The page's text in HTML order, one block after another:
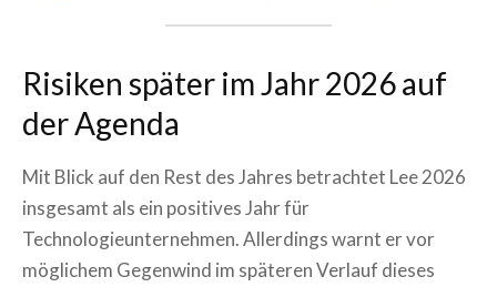
Risiken später im Jahr 2026 auf
der Agenda
Mit Blick auf den Rest des Jahres betrachtet Lee 2026
insgesamt als ein positives Jahr für
Technologieunternehmen. Allerdings warnt er vor
möglichem Gegenwind im späteren Verlauf dieses